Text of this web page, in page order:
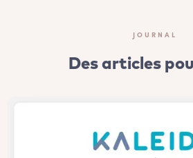
JOURNAL
Des articles